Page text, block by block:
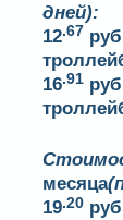
дней):
12.67
16.91
месяца
19.20